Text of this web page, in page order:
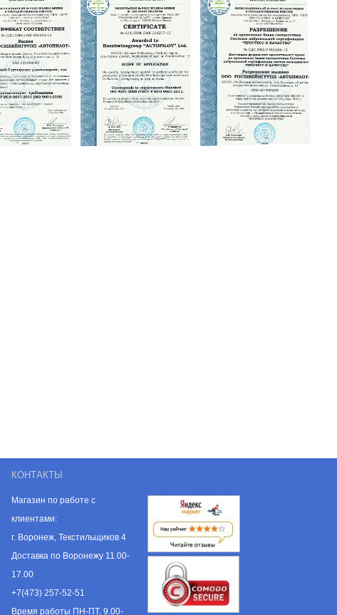
КОНТАКТЫ
Магазин по работе с
клиентами:
г. Воронеж, Текстильщиков 4
Доставка по Воронежу 11.00-
17.00
+7(473) 257-52-51
Время работы ПН-ПТ, 9.00-